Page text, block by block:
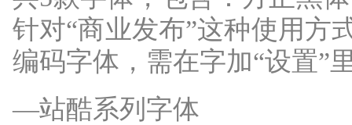
针对“商业发布”这种使用方
编码字体，需在字加“设置”
—站酷系列字体